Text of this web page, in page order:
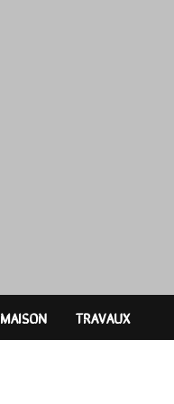
MAISON TRAVAUX